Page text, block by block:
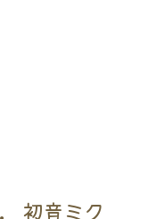
初音ミク